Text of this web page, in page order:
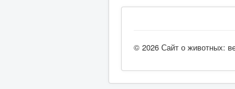
© 2026 Сайт о животных: